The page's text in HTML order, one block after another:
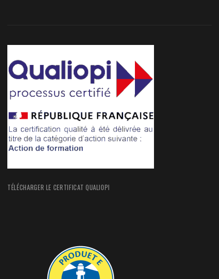
TÉLÉCHARGER LE CERTIFICAT QUALIOPI